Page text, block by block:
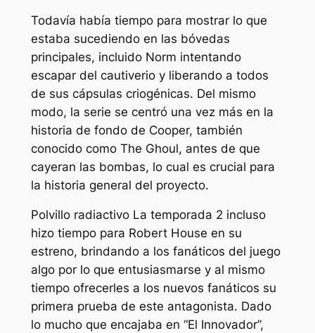
Todavía había tiempo para mostrar lo que
estaba sucediendo en las bóvedas
principales, incluido Norm intentando
escapar del cautiverio y liberando a todos
de sus cápsulas criogénicas. Del mismo
modo, la serie se centró una vez más en la
historia de fondo de Cooper, también
conocido como The Ghoul, antes de que
cayeran las bombas, lo cual es crucial para
la historia general del proyecto.
Polvillo radiactivoLa temporada 2 incluso
hizo tiempo para Robert House en su
estreno, brindando a los fanáticos del juego
algo por lo que entusiasmarse y al mismo
tiempo ofrecerles a los nuevos fanáticos su
primera prueba de este antagonista. Dado
lo mucho que encajaba en “El Innovador”,